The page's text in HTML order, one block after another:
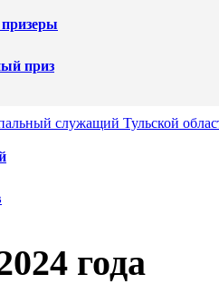
приз
служащий Тульской
года